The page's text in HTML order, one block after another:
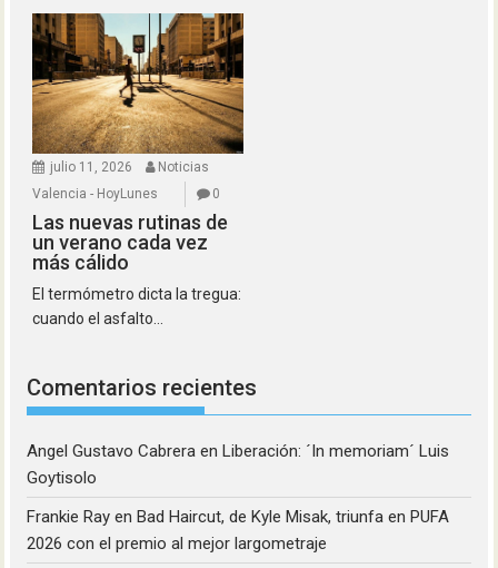
julio 11, 2026
Noticias
Valencia - HoyLunes
0
Las nuevas rutinas de
un verano cada vez
más cálido
El termómetro dicta la tregua:
cuando el asfalto...
Comentarios recientes
Angel Gustavo Cabrera enLiberación: ´In memoriam´ Luis
Goytisolo
Frankie Ray enBad Haircut, de Kyle Misak, triunfa en PUFA
2026 con el premio al mejor largometraje